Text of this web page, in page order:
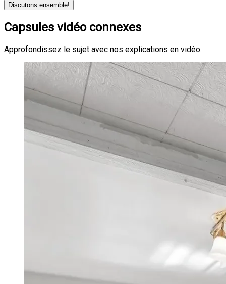
Discutons ensemble!
Capsules vidéo connexes
Approfondissez le sujet avec nos explications en vidéo.